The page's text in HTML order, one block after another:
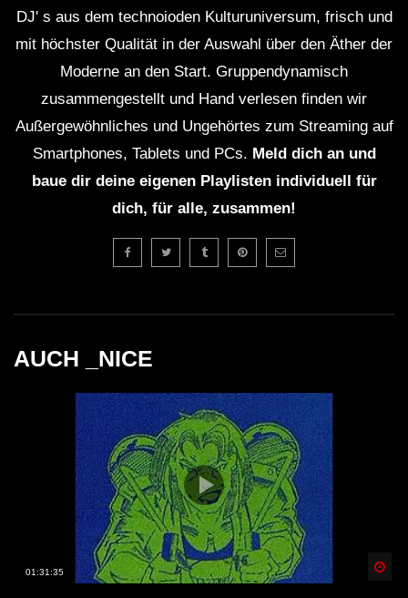
DJ' s aus dem technoioden Kulturuniversum, frisch und
mit höchster Qualität in der Auswahl über den Äther der
Moderne an den Start. Gruppendynamisch
zusammengestellt und Hand verlesen finden wir
Außergewöhnliches und Ungehörtes zum Streaming auf
Smartphones, Tablets und PCs. Meld dich an und
baue dir deine eigenen Playlisten individuell für
dich, für alle, zusammen!
AUCH _NICE
01:31:35